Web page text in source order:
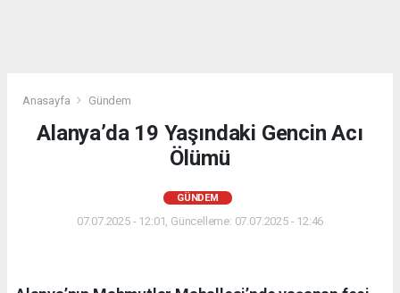
Anasayfa Gündem
Alanya’da 19 Yaşındaki Gencin Acı
Ölümü
GÜNDEM
07.07.2025 - 12:01, Güncelleme: 07.07.2025 - 12:46